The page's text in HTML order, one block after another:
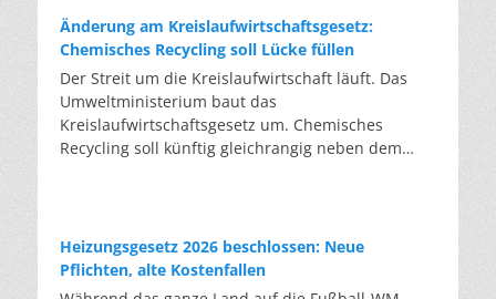
die Verfahren laufen heute deutlich schneller. Die
Halbjahresbilanz der Branche bestätigt dieses
Muster: So viele Windräder wie nie zuvor wurden
genehmigt, doch im ersten Halbjahr gingen netto
nur rund zwei Gigawatt ans Netz. Der Bestand
liegt damit bei etwa 70 Gigawatt. Das gesetzliche
Zwischenziel von 84 Gigawatt zum Jahresende ist
eine immer länger werdende Schlange baureifer
Projekte. Bis Jahresende dürfte sie nach
Änderung am Kreislaufwirtschaftsgesetz:
Chemisches Recycling soll Lücke füllen
Der Streit um die Kreislaufwirtschaft läuft. Das
Umweltministerium baut das
Kreislaufwirtschaftsgesetz um. Chemisches
Recycling soll künftig gleichrangig neben dem
Novelle des Kreislaufwirtschaftsgesetzes (KrWG)
in die Anhörung gegeben. Bis zum 7. August
haben Verbände und Länder die Möglichkeit,
Heizungsgesetz 2026 beschlossen: Neue
Pflichten, alte Kostenfallen